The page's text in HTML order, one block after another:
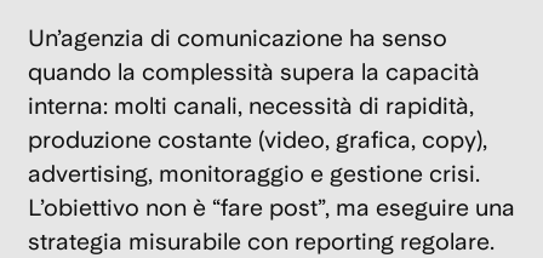
Un’agenzia di comunicazione ha senso
quando la complessità supera la capacità
interna: molti canali, necessità di rapidità,
produzione costante (video, grafica, copy),
advertising, monitoraggio e gestione crisi.
L’obiettivo non è “fare post”, ma eseguire una
strategia misurabile con reporting regolare.